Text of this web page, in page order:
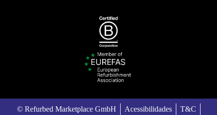
© Refurbed Marketplace GmbH Acessibilidades T&C